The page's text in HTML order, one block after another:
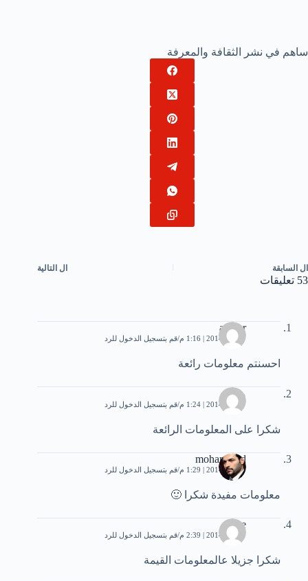
ساهم في نشر الثقافة والمعرفة
ال السابقة ال التالية
53 تعليقات
anwar
7 يناير، 2014 | 1:16 م قم بتسجيل الدخول للرد
احسنتم معلومات رائعة
مهند
7 يناير، 2014 | 1:24 م قم بتسجيل الدخول للرد
شكرا على المعلومات الرائعة
mohammed
7 يناير، 2014 | 1:29 م قم بتسجيل الدخول للرد
معلومات مفيدة شكرا 🙂
bebe
7 يناير، 2014 | 2:39 م قم بتسجيل الدخول للرد
شكرا جزيلا عالمعلومات القيمة